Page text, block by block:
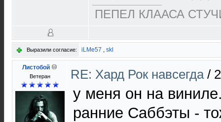
ПЕПЕЛ КЛААСА
Выразили согласие: iLMe57 , skl
Листобой
Ветеран RE: Хард Рок навсегда /
у меня он на
ранние Саббэты -